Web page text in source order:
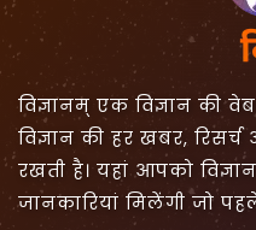
विज्ञानम् एक विज्ञान की
विज्ञान की हर खबर,
रखती है। यहां आपको
जानकारियां मिलेंगी जो